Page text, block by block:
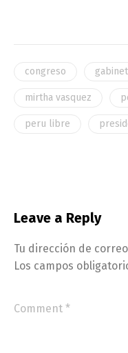
congreso
mirtha vasquez
peru libre
Leave a Reply
Tu dirección de
Los campos